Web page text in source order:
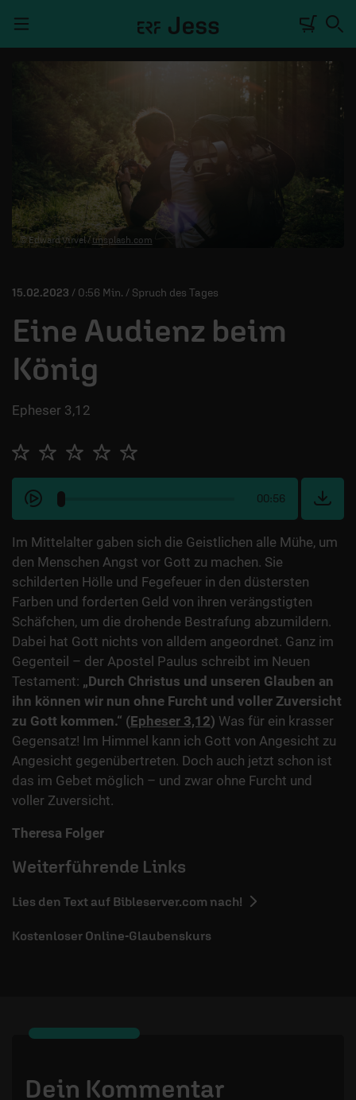
RADIO
DEINE APP
MITMACHEN
ÜBER UNS
© Edward Virvel / unsplash.com
15.02.2023 / 0:56 Min. / Spruch des Tages
Eine Audienz beim
König
Epheser 3,12
00:56
Im Mittelalter gaben sich die Geistlichen alle Mühe, um
den Menschen Angst vor Gott zu machen. Sie
schilderten Hölle und Fegefeuer in den düstersten
Farben und forderten Geld von ihren verängstigten
Schäfchen, um die drohende Bestrafung abzumildern.
Dabei hat Gott nichts von alldem angeordnet. Ganz im
Gegenteil – der Apostel Paulus schreibt im Neuen
Testament: „Durch Christus und unseren Glauben an
ihn können wir nun ohne Furcht und voller Zuversicht
zu Gott kommen.“ (Epheser 3,12) Was für ein krasser
Gegensatz! Im Himmel kann ich Gott von Angesicht zu
Angesicht gegenübertreten. Doch auch jetzt schon ist
das im Gebet möglich – und zwar ohne Furcht und
voller Zuversicht.
Theresa Folger
Weiterführende Links
Lies den Text auf Bibleserver.com nach!
Kostenloser Online-Glaubenskurs
Dein Kommentar